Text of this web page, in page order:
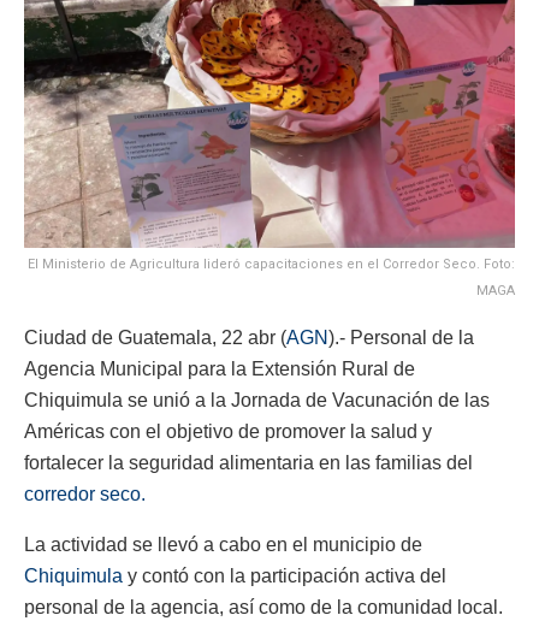
El Ministerio de Agricultura lideró capacitaciones en el Corredor Seco. Foto:
MAGA
Ciudad de Guatemala, 22 abr (AGN).- Personal de la
Agencia Municipal para la Extensión Rural de
Chiquimula se unió a la Jornada de Vacunación de las
Américas con el objetivo de promover la salud y
fortalecer la seguridad alimentaria en las familias del
corredor seco.
La actividad se llevó a cabo en el municipio de
Chiquimula y contó con la participación activa del
personal de la agencia, así como de la comunidad local.